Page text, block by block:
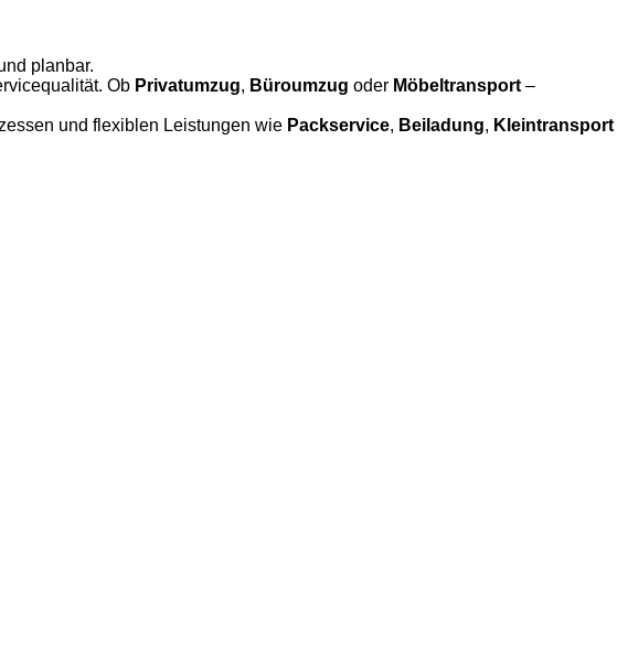
planbar.
Ob Privatumzug, Büroumzug oder Möbeltransport –
und flexiblen Leistungen wie Packservice, Beiladung, Kleintransport